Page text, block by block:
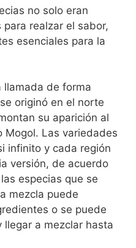
no solo eran
realzar el sabor,
esenciales para la
llamada de forma
originó en el norte
su aparición al
Mogol. Las variedades
infinito y cada región
versión, de acuerdo
especias que se
mezcla puede
o se puede
llegar a mezclar hasta